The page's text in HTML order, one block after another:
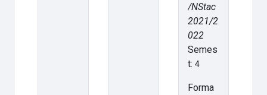
/NStac
2021/2
022
Semes
t: 4
Forma